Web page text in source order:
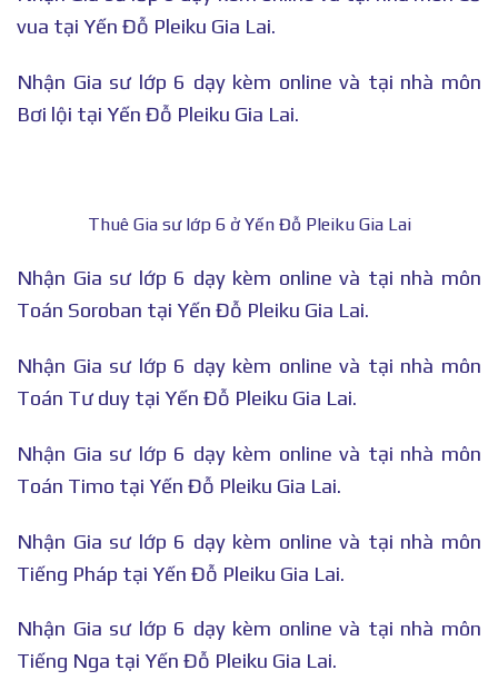
vua tại Yến Đỗ Pleiku Gia Lai.
Nhận Gia sư lớp 6 dạy kèm online và tại nhà môn
Bơi lội tại Yến Đỗ Pleiku Gia Lai.
Thuê Gia sư lớp 6 ở Yến Đỗ Pleiku Gia Lai
Nhận Gia sư lớp 6 dạy kèm online và tại nhà môn
Toán Soroban tại Yến Đỗ Pleiku Gia Lai.
Nhận Gia sư lớp 6 dạy kèm online và tại nhà môn
Toán Tư duy tại Yến Đỗ Pleiku Gia Lai.
Nhận Gia sư lớp 6 dạy kèm online và tại nhà môn
Toán Timo tại Yến Đỗ Pleiku Gia Lai.
Nhận Gia sư lớp 6 dạy kèm online và tại nhà môn
Tiếng Pháp tại Yến Đỗ Pleiku Gia Lai.
Nhận Gia sư lớp 6 dạy kèm online và tại nhà môn
Tiếng Nga tại Yến Đỗ Pleiku Gia Lai.